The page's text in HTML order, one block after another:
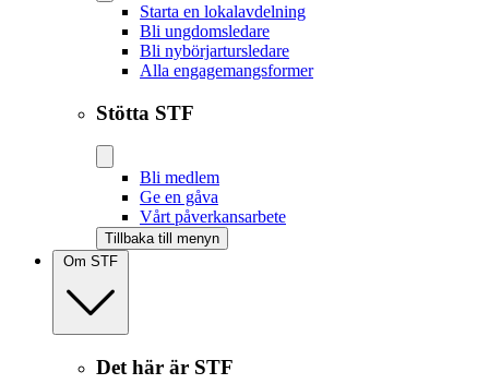
Starta en lokalavdelning
Bli ungdomsledare
Bli nybörjartursledare
Alla engagemangsformer
Stötta STF
Bli medlem
Ge en gåva
Vårt påverkansarbete
Tillbaka till menyn
Om STF
Det här är STF